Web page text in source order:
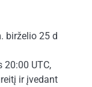
birželio 25 d
20:00 UTC,
ir įvedant